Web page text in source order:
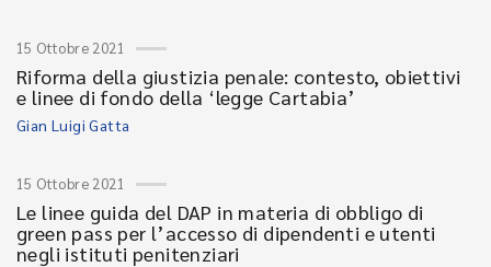
15 Ottobre 2021
Riforma della giustizia penale: contesto, obiettivi
e linee di fondo della ‘legge Cartabia’
Gian Luigi Gatta
15 Ottobre 2021
Le linee guida del DAP in materia di obbligo di
green pass per l’accesso di dipendenti e utenti
negli istituti penitenziari